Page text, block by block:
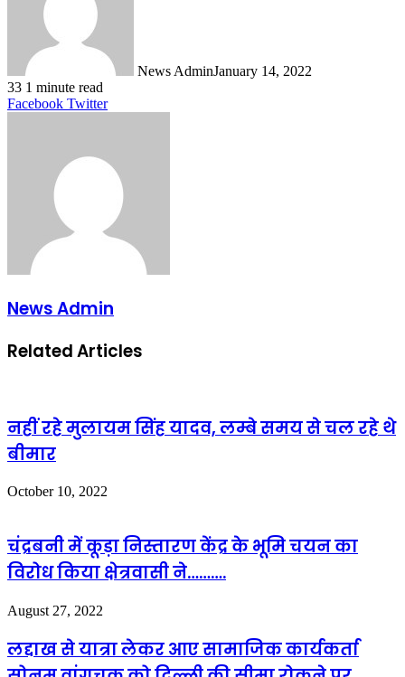
News AdminJanuary 14, 2022
33 1 minute read
Facebook TwitterLinkedIn
Tumblr
Pinterest
Reddit
VKontakte
Share
Print
News Admin
Related Articles
नहीं रहे मुलायम सिंह यादव, लम्बे समय से चल रहे थे
बीमार
October 10, 2022
चंद्रबनी में कूड़ा निस्तारण केंद्र के भूमि चयन का
विरोध किया क्षेत्रवासी ने……….
August 27, 2022
लद्दाख से यात्रा लेकर आए सामाजिक कार्यकर्ता